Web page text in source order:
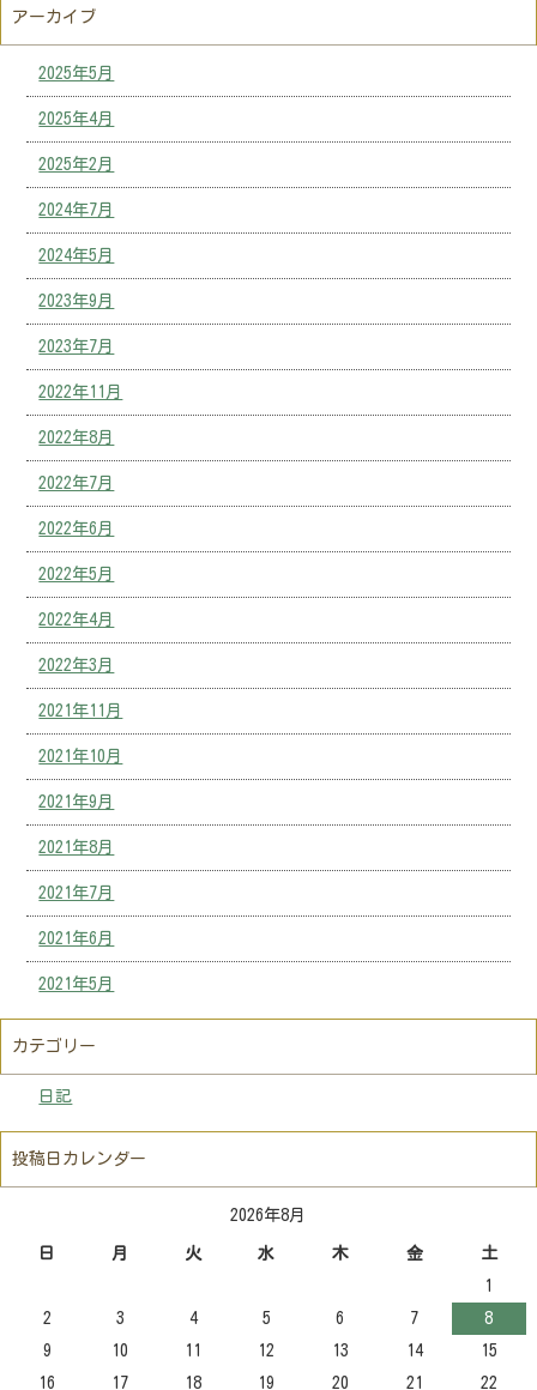
アーカイブ
2025年5月
2025年4月
2025年2月
2024年7月
2024年5月
2023年9月
2023年7月
2022年11月
2022年8月
2022年7月
2022年6月
2022年5月
2022年4月
2022年3月
2021年11月
2021年10月
2021年9月
2021年8月
2021年7月
2021年6月
2021年5月
カテゴリー
日記
投稿日カレンダー
2026年8月
日 月 火 水 木 金
土
1
2
3 4 5 6 7
8
9
10 11 12 13 14
15
16
17 18 19 20 21 22